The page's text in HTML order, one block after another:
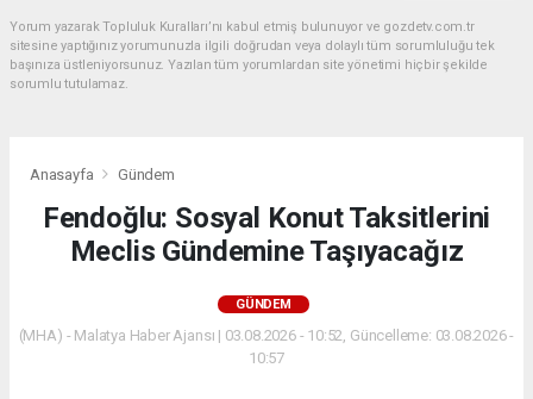
Yorum yazarak Topluluk Kuralları’nı kabul etmiş bulunuyor ve gozdetv.com.tr
sitesine yaptığınız yorumunuzla ilgili doğrudan veya dolaylı tüm sorumluluğu tek
başınıza üstleniyorsunuz. Yazılan tüm yorumlardan site yönetimi hiçbir şekilde
sorumlu tutulamaz.
Anasayfa Gündem
Fendoğlu: Sosyal Konut Taksitlerini
Meclis Gündemine Taşıyacağız
GÜNDEM
(MHA) - Malatya Haber Ajansı | 03.08.2026 - 10:52, Güncelleme: 03.08.2026 -
10:57